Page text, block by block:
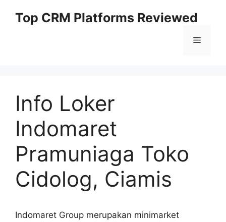
Top CRM Platforms Reviewed
Menu
Info Loker
Indomaret
Pramuniaga Toko
Cidolog, Ciamis
Indomaret Group merupakan minimarket